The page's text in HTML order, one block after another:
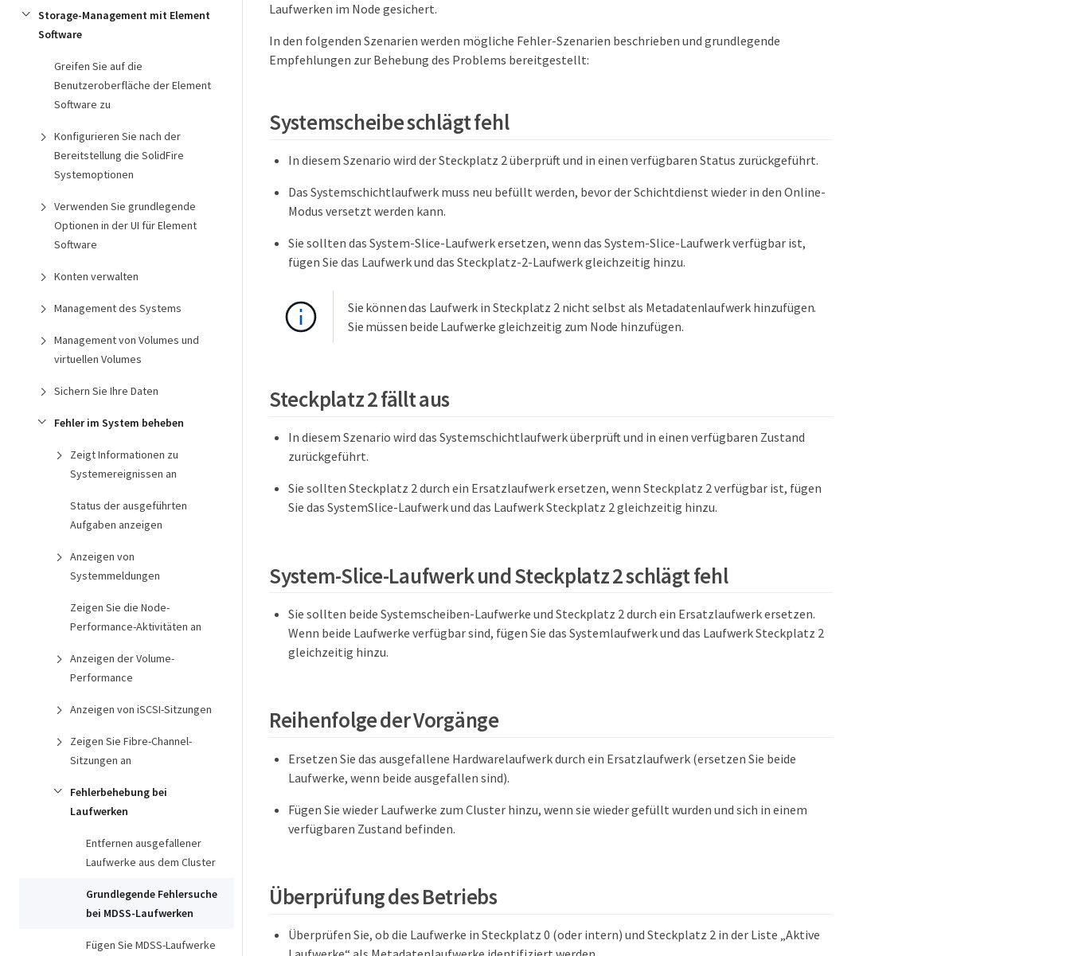
Storage-Management mit Element
Software
Greifen Sie auf die
Benutzeroberfläche der Element
Software zu
Konfigurieren Sie nach der
Bereitstellung die SolidFire
Systemoptionen
Verwenden Sie grundlegende
Optionen in der UI für Element
Software
Konten verwalten
Management des Systems
Management von Volumes und
virtuellen Volumes
Sichern Sie Ihre Daten
Fehler im System beheben
Zeigt Informationen zu
Systemereignissen an
Status der ausgeführten
Aufgaben anzeigen
Anzeigen von
Systemmeldungen
Zeigen Sie die Node-
Performance-Aktivitäten an
Anzeigen der Volume-
Performance
Anzeigen von iSCSI-Sitzungen
Zeigen Sie Fibre-Channel-
Sitzungen an
Fehlerbehebung bei
Laufwerken
Entfernen ausgefallener
Laufwerke aus dem Cluster
Grundlegende Fehlersuche
bei MDSS-Laufwerken
Fügen Sie MDSS-Laufwerke
Laufwerken im Node gesichert.
In den folgenden Szenarien werden mögliche Fehler-Szenarien beschrieben und grundlegende
Empfehlungen zur Behebung des Problems bereitgestellt:
Systemscheibe schlägt fehl
In diesem Szenario wird der Steckplatz 2 überprüft und in einen verfügbaren Status zurückgeführt.
Das Systemschichtlaufwerk muss neu befüllt werden, bevor der Schichtdienst wieder in den Online-
Modus versetzt werden kann.
Sie sollten das System-Slice-Laufwerk ersetzen, wenn das System-Slice-Laufwerk verfügbar ist,
fügen Sie das Laufwerk und das Steckplatz-2-Laufwerk gleichzeitig hinzu.
Sie können das Laufwerk in Steckplatz 2 nicht selbst als Metadatenlaufwerk hinzufügen.
Sie müssen beide Laufwerke gleichzeitig zum Node hinzufügen.
Steckplatz 2 fällt aus
In diesem Szenario wird das Systemschichtlaufwerk überprüft und in einen verfügbaren Zustand
zurückgeführt.
Sie sollten Steckplatz 2 durch ein Ersatzlaufwerk ersetzen, wenn Steckplatz 2 verfügbar ist, fügen
Sie das SystemSlice-Laufwerk und das Laufwerk Steckplatz 2 gleichzeitig hinzu.
System-Slice-Laufwerk und Steckplatz 2 schlägt fehl
Sie sollten beide Systemscheiben-Laufwerke und Steckplatz 2 durch ein Ersatzlaufwerk ersetzen.
Wenn beide Laufwerke verfügbar sind, fügen Sie das Systemlaufwerk und das Laufwerk Steckplatz 2
gleichzeitig hinzu.
Reihenfolge der Vorgänge
Ersetzen Sie das ausgefallene Hardwarelaufwerk durch ein Ersatzlaufwerk (ersetzen Sie beide
Laufwerke, wenn beide ausgefallen sind).
Fügen Sie wieder Laufwerke zum Cluster hinzu, wenn sie wieder gefüllt wurden und sich in einem
verfügbaren Zustand befinden.
Überprüfung des Betriebs
Überprüfen Sie, ob die Laufwerke in Steckplatz 0 (oder intern) und Steckplatz 2 in der Liste „Aktive